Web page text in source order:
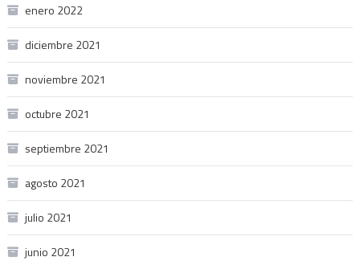
enero 2022
diciembre 2021
noviembre 2021
octubre 2021
septiembre 2021
agosto 2021
julio 2021
junio 2021